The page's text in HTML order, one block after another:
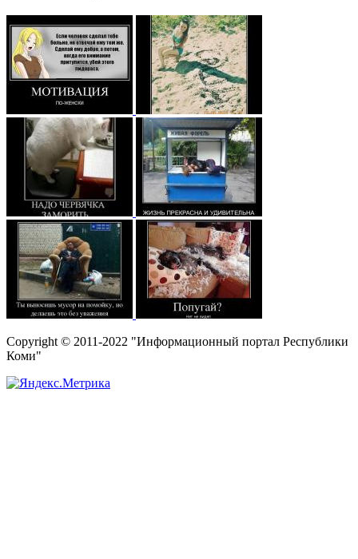
Copyright © 2011-2022 "Информационный портал Республики
Коми"